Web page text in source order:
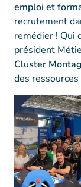
emploi et
recrutement
remédier ! Qui
président
Cluster
des